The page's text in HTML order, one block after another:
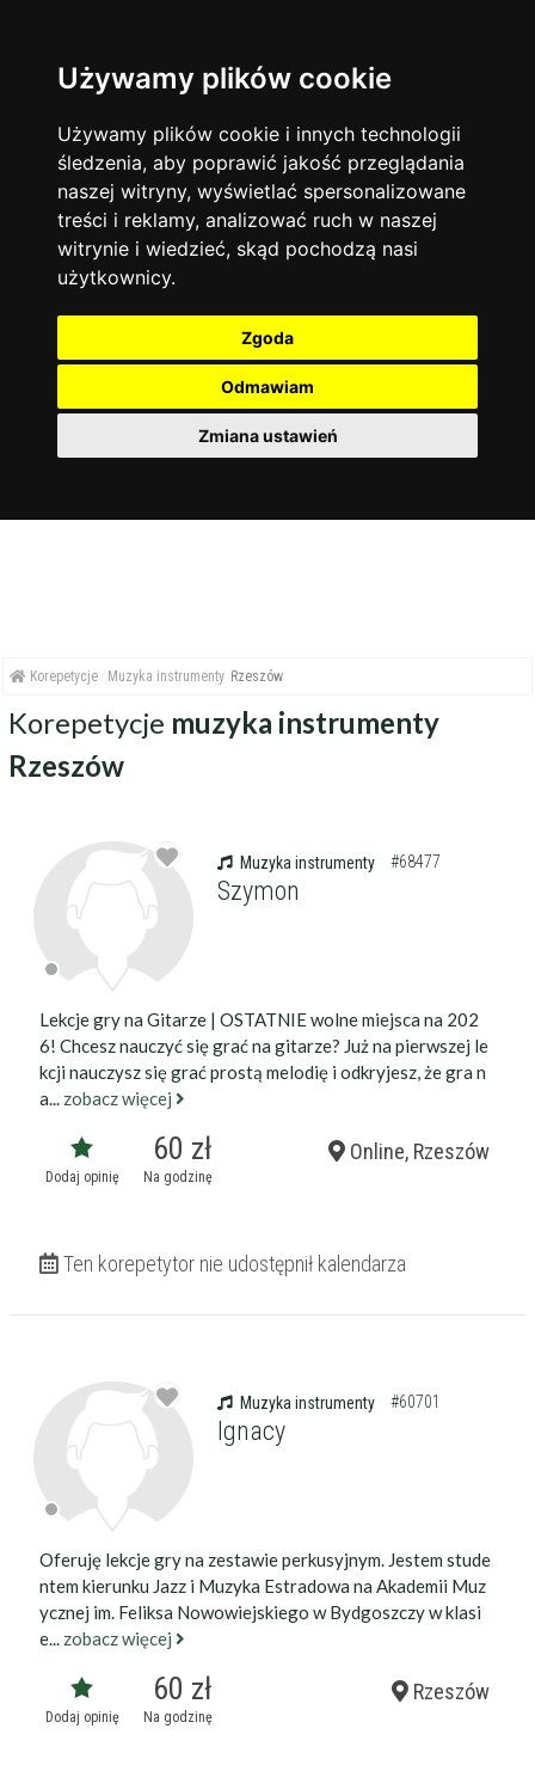
Używamy plików cookie
Używamy plików cookie i innych technologii
śledzenia, aby poprawić jakość przeglądania
naszej witryny, wyświetlać spersonalizowane
treści i reklamy, analizować ruch w naszej
witrynie i wiedzieć, skąd pochodzą nasi
użytkownicy.
Zgoda
Odmawiam
Zmiana ustawień
Język angielski 13744
Matematyka 12928
Chemia 4886
Język niemiecki 4307
Język polski 3426
Fizyka
Język francuski
Warszawa
Korepetycje
Online
14837
Kraków 7753
Wrocław
Łódź 3512
Gdańsk 2075
zakres dni
Wtorek
Środa
Czwartek
Piątek
Sobota
Niedziela
więcej filtrów Filtruj
Korepetycje Muzyka instrumenty Rzeszów
Korepetycje muzyka instrumenty
Rzeszów
Muzyka instrumenty #68477
Szymon
Lekcje gry na Gitarze | OSTATNIE wolne miejsca na 202
6! Chcesz nauczyć się grać na gitarze? Już na pierwszej le
kcji nauczysz się grać prostą melodię i odkryjesz, że gra n
a... zobacz więcej
Dodaj opinię
60 zł
Na godzinę
Online, Rzeszów
Ten korepetytor nie udostępnił kalendarza
Muzyka instrumenty #60701
Ignacy
Oferuję lekcje gry na zestawie perkusyjnym. Jestem stude
ntem kierunku Jazz i Muzyka Estradowa na Akademii Muz
ycznej im. Feliksa Nowowiejskiego w Bydgoszczy w klasi
e... zobacz więcej
Dodaj opinię
60 zł
Na godzinę
Rzeszów